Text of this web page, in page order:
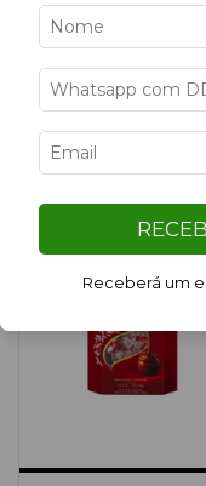
Filtrar
Receberá um